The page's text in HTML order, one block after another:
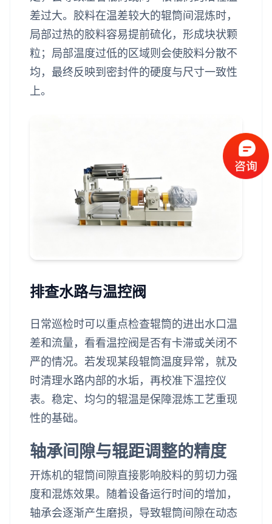
差过大。胶料在温差较大的辊筒间混炼时，
局部过热的胶料容易提前硫化，形成块状颗
粒；局部温度过低的区域则会使胶料分散不
均，最终反映到密封件的硬度与尺寸一致性
上。
排查水路与温控阀
日常巡检时可以重点检查辊筒的进出水口温
差和流量，看看温控阀是否有卡滞或关闭不
严的情况。若发现某段辊筒温度异常，就及
时清理水路内部的水垢，再校准下温控仪
表。稳定、均匀的辊温是保障混炼工艺重现
性的基础。
轴承间隙与辊距调整的精度
开炼机的辊筒间隙直接影响胶料的剪切力强
度和混炼效果。随着设备运行时间的增加，
轴承会逐渐产生磨损，导致辊筒间隙在动态